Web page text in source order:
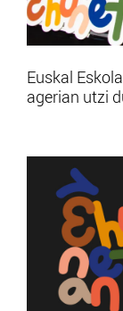
Euskal
agerian utzi